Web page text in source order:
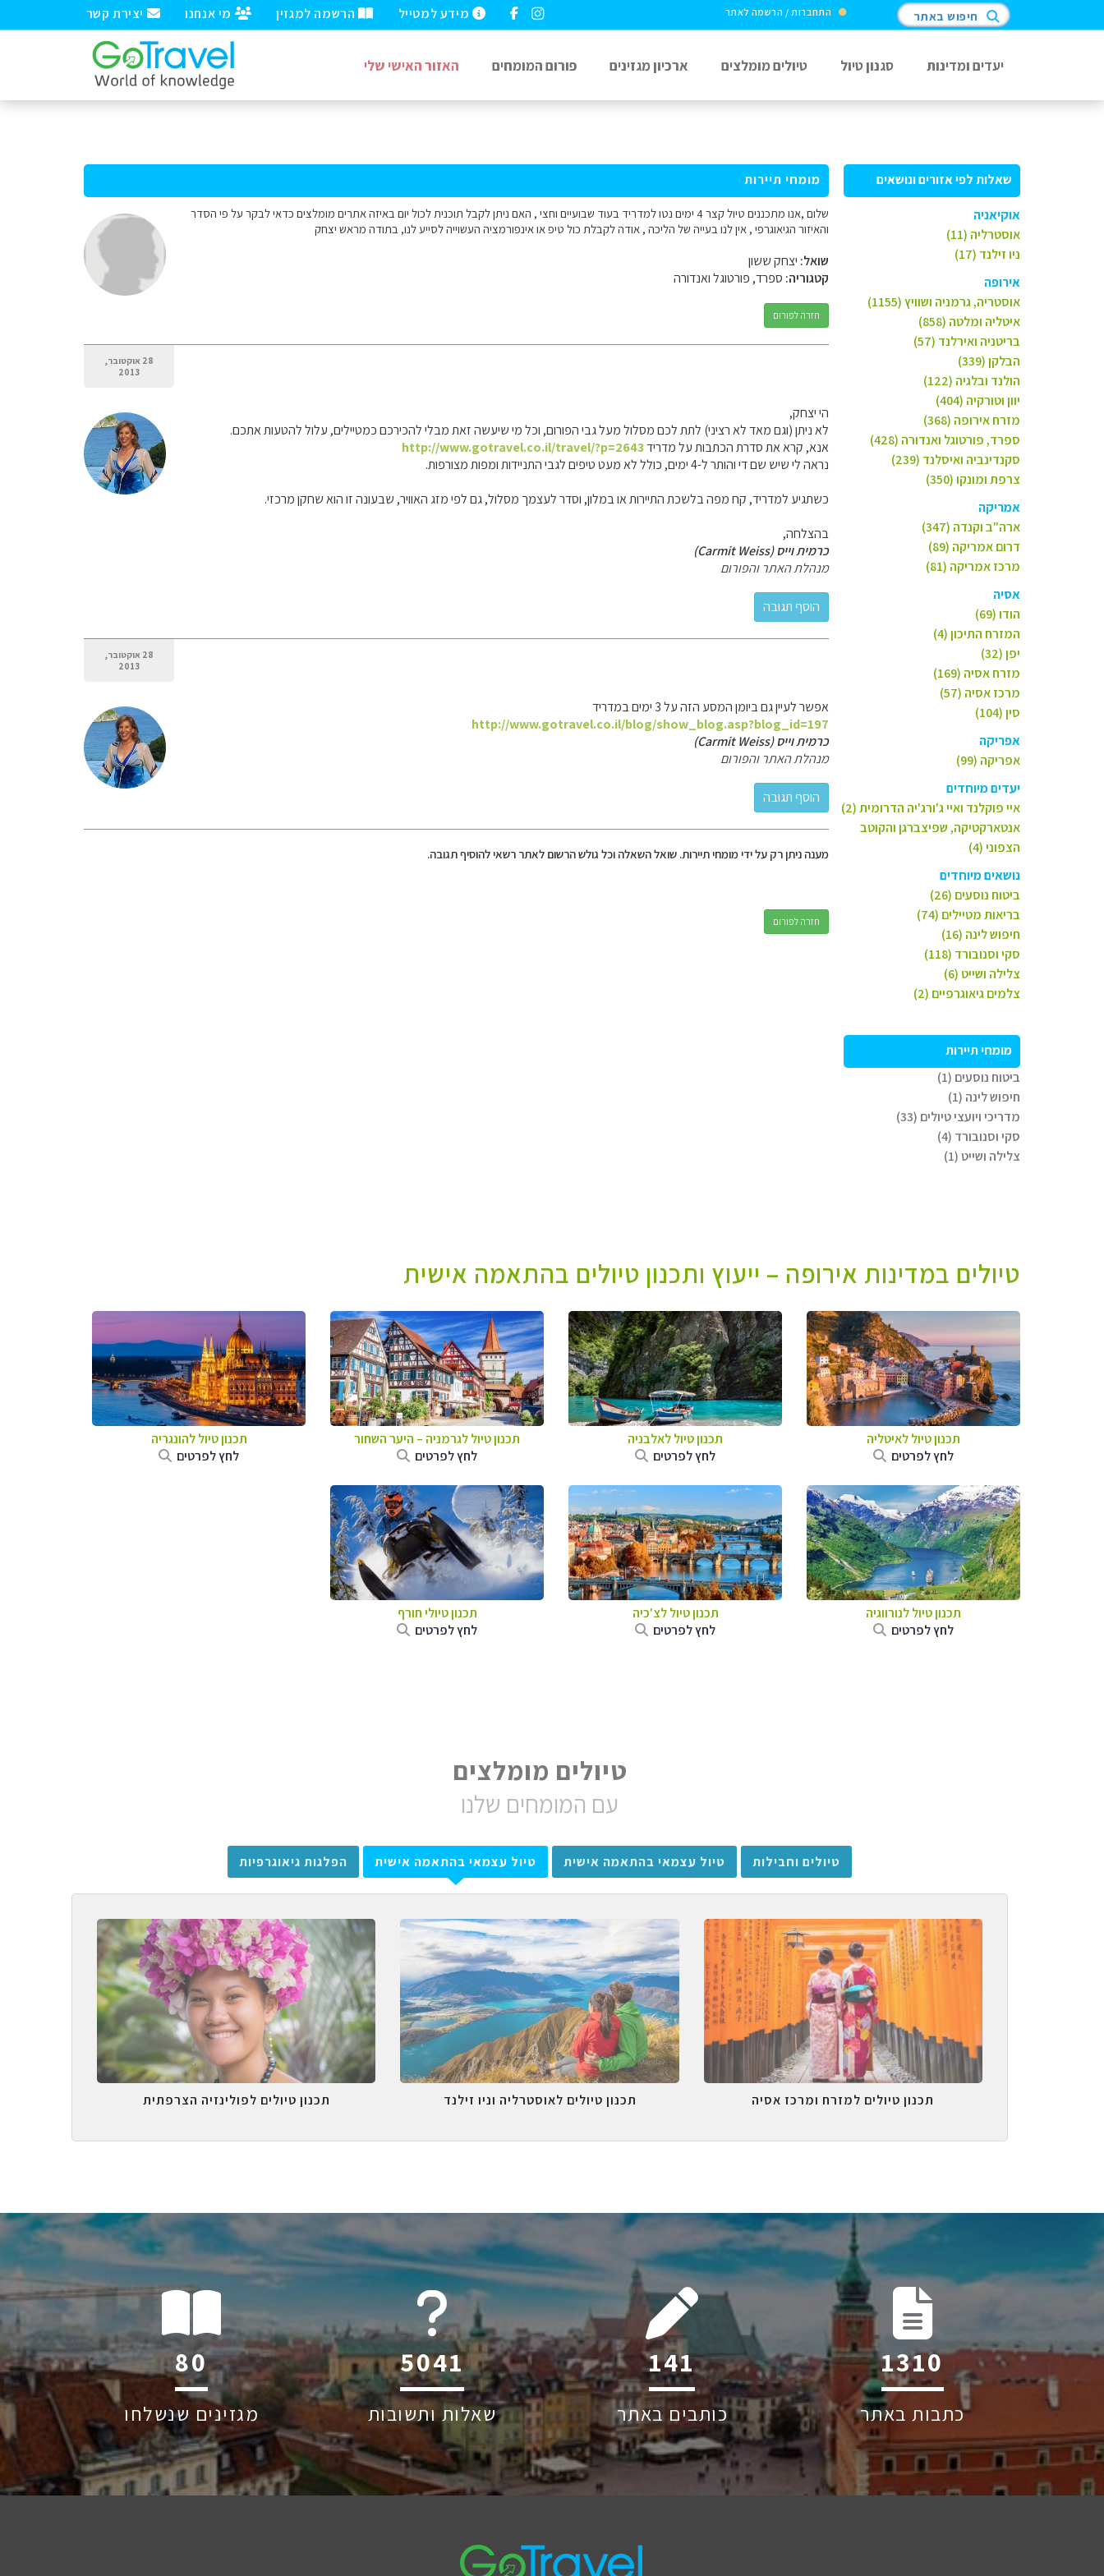
יצירת קשר מי אנחנו הרשמה למגזין מידע למטייל התחברות / הרשמה לאתר חיפוש באתר
יעדים ומדינות סגנון טיול טיולים מומלצים ארכיון מגזינים פורום המומחים האזור האישי שלי
שאלות לפי אזורים ונושאים
אוקיאניה
אוסטרליה (11)
ניו זילנד (17)
אירופה
אוסטריה, גרמניה ושוויץ (1155)
איטליה ומלטה (858)
בריטניה ואירלנד (57)
הבלקן (339)
הולנד ובלגיה (122)
יוון וטורקיה (404)
מזרח אירופה (368)
ספרד, פורטוגל ואנדורה (428)
סקנדינביה ואיסלנד (239)
צרפת ומונקו (350)
אמריקה
ארה"ב וקנדה (347)
דרום אמריקה (89)
מרכז אמריקה (81)
אסיה
הודו (69)
המזרח התיכון (4)
יפן (32)
מזרח אסיה (169)
מרכז אסיה (57)
סין (104)
אפריקה
אפריקה (99)
יעדים מיוחדים
איי פוקלנד ואיי ג'ורג'יה הדרומית (2)
אנטארקטיקה, שפיצברגן והקוטב
הצפוני (4)
נושאים מיוחדים
ביטוח נוסעים (26)
בריאות מטיילים (74)
חיפוש לינה (16)
סקי וסנובורד (118)
צלילה ושייט (6)
צלמים גיאוגרפיים (2)
מומחי תיירות
ביטוח נוסעים (1)
חיפוש לינה (1)
מדריכי ויועצי טיולים (33)
סקי וסנובורד (4)
צלילה ושייט (1)
מומחי תיירות
שלום ,אנו מתכננים טיול קצר 4 ימים נטו למדריד בעוד שבועיים וחצי , האם ניתן לקבל תוכנית לכול יום באיזה אתרים מומלצים כדאי לבקר על פי הסדר
והאיזור הגיאוגרפי , אין לנו בעייה של הליכה , אודה לקבלת כול טיפ או אינפורמציה העשוייה לסייע לנו, בתודה מראש יצחק
שואל: יצחק ששון
קטגוריה: ספרד, פורטוגל ואנדורה
חזרה לפורום
28 אוקטובר,
2013
הי יצחק,
לא ניתן (וגם מאד לא רציני) לתת לכם מסלול מעל גבי הפורום, וכל מי שיעשה זאת מבלי להכירכם כמטיילים, עלול להטעות אתכם.
אנא, קרא את סדרת הכתבות על מדרידhttp://www.gotravel.co.il/travel/?p=2643
נראה לי שיש שם די והותר ל-4 ימים, כולל לא מעט טיפים לגבי התניידות ומפות מצורפות.
כשתגיע למדריד, קח מפה בלשכת התיירות או במלון, וסדר לעצמך מסלול, גם לפי מזג האוויר, שבעונה זו הוא שחקן מרכזי.
בהצלחה,
כרמית וייס (Carmit Weiss)
מנהלת האתר והפורום
28 אוקטובר,
2013
אפשר לעיין גם ביומן המסע הזה על 3 ימים במדריד
http://www.gotravel.co.il/blog/show_blog.asp?blog_id=197
כרמית וייס (Carmit Weiss)
מנהלת האתר והפורום
מענה ניתן רק על ידי מומחי תיירות. שואל השאלה וכל גולש הרשום לאתר רשאי להוסיף תגובה.
חזרה לפורום
טיולים במדינות אירופה – ייעוץ ותכנון טיולים בהתאמה אישית
תכנון טיול לאיטליה
לחץ לפרטים
תכנון טיול לאלבניה
לחץ לפרטים
תכנון טיול לגרמניה – היער השחור
לחץ לפרטים
תכנון טיול להונגריה
לחץ לפרטים
תכנון טיול לנורווגיה
לחץ לפרטים
תכנון טיול לצ'כיה
לחץ לפרטים
תכנון טיולי חורף
לחץ לפרטים
טיולים מומלצים
עם המומחים שלנו
טיולים וחבילות טיול עצמאי בהתאמה אישית טיול עצמאי בהתאמה אישית הפלגות גיאוגרפיות
תכנון טיולים למזרח ומרכז אסיה תכנון טיולים לאוסטרליה וניו זילנד תכנון טיולים לפולינזיה הצרפתית
122
מגזינים שנשלחו
6045
שאלות ותשובות
214
כותבים באתר
1993
כתבות באתר